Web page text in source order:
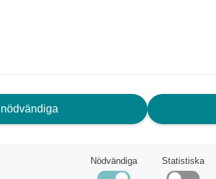
250°C. Kan frysas
Nödvändiga Statistiska